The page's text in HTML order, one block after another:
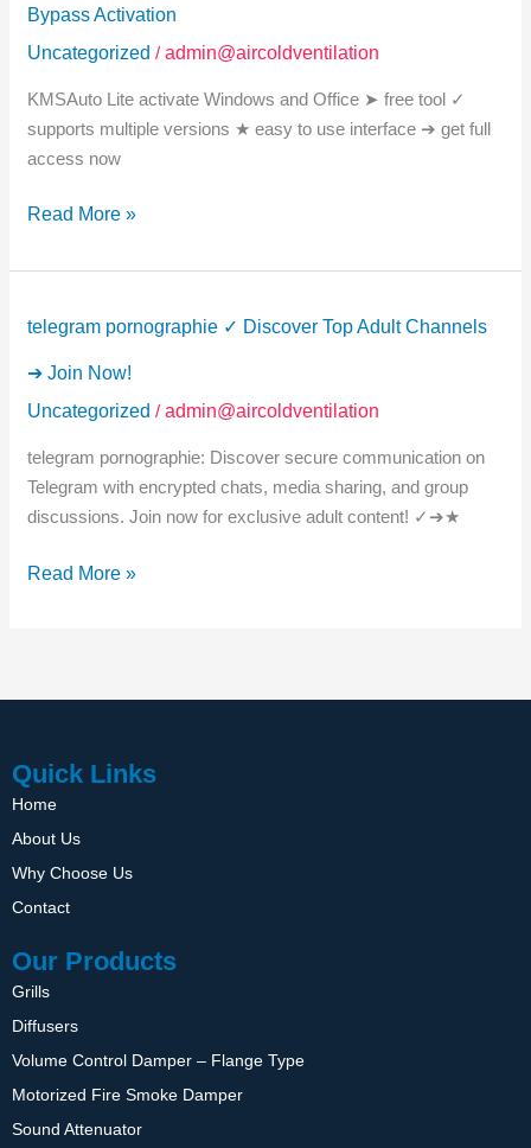
Loại
Hình
Trí
Phổ
Biến
Bypass Activation
Uncategorized /admin@aircoldventilation
KMSAuto Lite activate Windows and Office ➤ free tool ✓
supports multiple versions ★ easy to use interface ➔ get full
access now
✓
Activate
and
Office
Fast
Bypass
Read More »
telegram pornographie ✓ Discover Top Adult Channels
➔ Join Now!
Uncategorized /admin@aircoldventilation
telegram pornographie: Discover secure communication on
Telegram with encrypted chats, media sharing, and group
discussions. Join now for exclusive adult content! ✓➔★
pornographie
✓
Discover
Adult
Channels
➔
Now!
Read More »
Quick Links
Home
About Us
Why Choose Us
Contact
Our Products
Grills
Diffusers
Volume Control Damper – Flange Type
Motorized Fire Smoke Damper
Sound Attenuator